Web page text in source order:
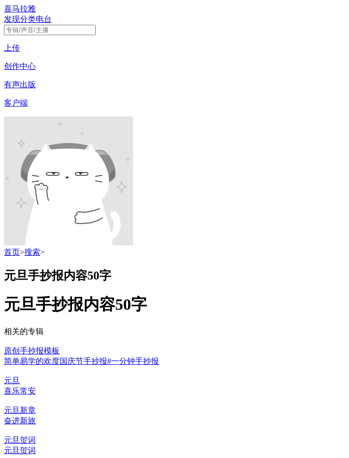
喜马拉雅
发现分类电台
上传
创作中心
有声出版
客户端
首页>搜索>
元旦手抄报内容50字
元旦手抄报内容50字
相关的专辑
原创手抄报模板
简单易学的欢度国庆节手抄报#一分钟手抄报
元旦
喜乐常安
元旦新章
奋进新旅
元旦贺词
元旦贺词